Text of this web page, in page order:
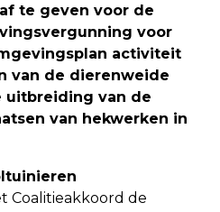
te geven voor de
voor
activiteit
van de dierenweide
uitbreiding van de
van hekwerken in
Coalitieakkoord de